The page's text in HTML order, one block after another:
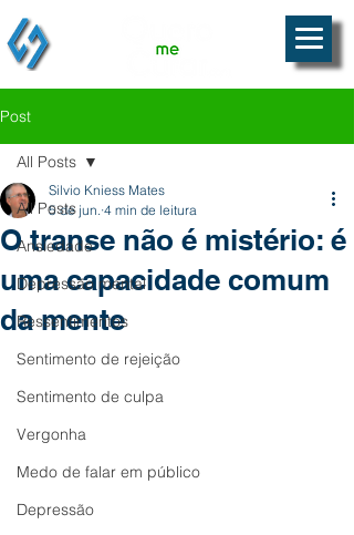
Post
All Posts
Ansiedade
Depressão mental
Ressentimentos
Sentimento de rejeição
Sentimento de culpa
Vergonha
Medo de falar em público
Depressão
All Posts
O transe não é mistério: é
uma capacidade comum
da mente
Silvio Kniess Mates
5 de jun. 4 min de leitura